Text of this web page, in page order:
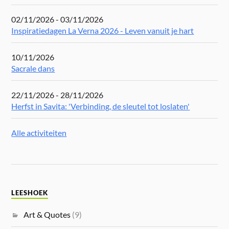
02/11/2026 - 03/11/2026
Inspiratiedagen La Verna 2026 - Leven vanuit je hart
10/11/2026
Sacrale dans
22/11/2026 - 28/11/2026
Herfst in Savita: 'Verbinding, de sleutel tot loslaten'
Alle activiteiten
LEESHOEK
Art & Quotes (9)